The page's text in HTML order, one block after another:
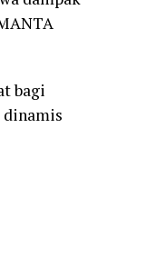
bagi
dinamis